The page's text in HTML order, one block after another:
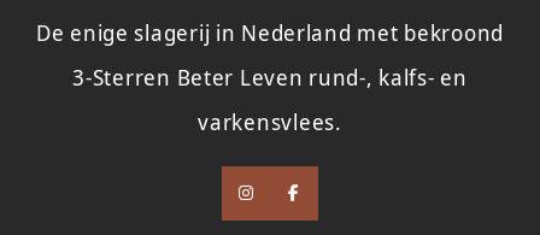
De enige slagerij in Nederland met bekroond
3-Sterren Beter Leven rund-, kalfs- en
varkensvlees.